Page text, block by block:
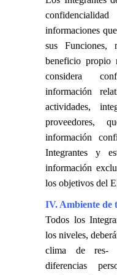
informaciones
sus Funciones,
beneficio propio
considera
información
actividades,
proveedores,
información
Integrantes y
información
los objetivos del
IV. Ambiente de
Todos los
los niveles,
clima de res-
diferencias